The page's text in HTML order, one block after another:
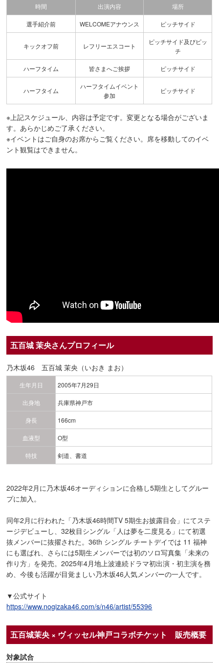
時間 出演内容 場所
選手紹介前 WELCOMEアナウンス ピッチサイド
キックオフ前 レフリーエスコート
ピッチサイド及びピッ
チ
ハーフタイム 皆さまへご挨拶 ピッチサイド
ハーフタイム
ハーフタイムイベント
参加
ピッチサイド
※上記スケジュール、内容は予定です。変更となる場合がございま
す。あらかじめご了承ください。
※イベントはご自身のお席からご覧ください。席を移動してのイベ
ント観覧はできません。
五百城 茉央さんプロフィール
乃木坂46 五百城 茉央（いおき まお）
生年月日 2005年7月29日
出身地 兵庫県神戸市
身長 166cm
血液型 O型
特技 剣道、書道
2022年2月に乃木坂46オーディションに合格し5期生としてグルー
プに加入。
同年2月に行われた「乃木坂46時間TV 5期生お披露目会」にてステ
ージデビューし、32枚目シングル「人は夢を二度見る」にて初選
抜メンバーに抜擢された。36th シングル チートデイでは 11 福神
にも選ばれ、さらには5期生メンバーでは初のソロ写真集「未来の
作り方」を発売。2025年4月地上波連続ドラマ初出演・初主演を務
め、今後も活躍が目覚ましい乃木坂46人気メンバーの一人です。
▼公式サイト
https://www.nogizaka46.com/s/n46/artist/55396
五百城茉央 × ヴィッセル神戸コラボチケット 販売概要
対象試合